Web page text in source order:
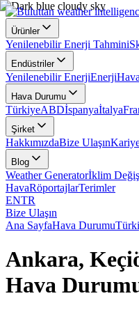
Ürünler
Yenilenebilir Enerji Tahmini
Endüstriler
Yenilenebilir EnerjiEnerji
Hava Durumu
TürkiyeABDİspanyaİtalya
Şirket
HakkımızdaBize Ulaşın
Blog
Weather Generatorİklim
HavaRöportajlarTerimler
ENTR
Bize Ulaşın
Ana SayfaHava Durumu
Ankara,
Hava